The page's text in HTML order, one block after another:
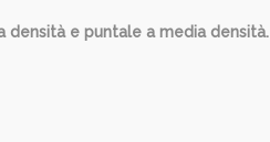
densità e puntale a media densità.